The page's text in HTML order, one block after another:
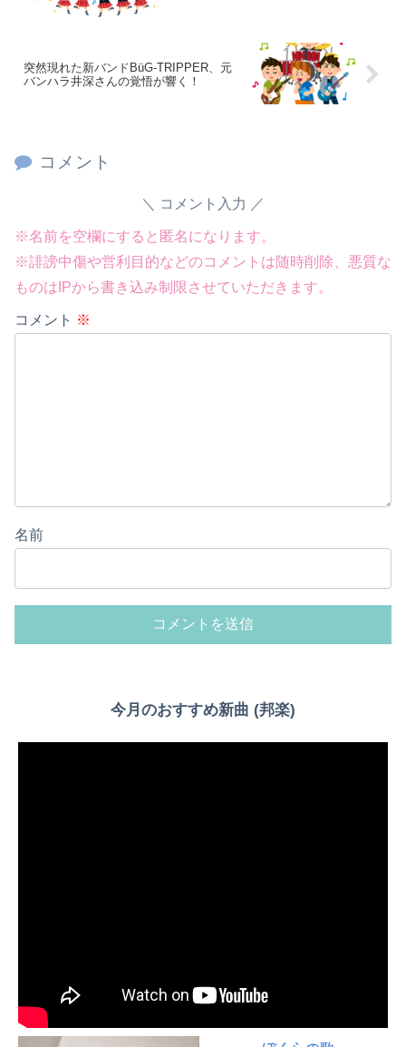
突然現れた新バンドBüG-TRIPPER、元
バンハラ井深さんの覚悟が響く！
コメント
コメント入力
※名前を空欄にすると匿名になります。
※誹謗中傷や営利目的などのコメントは随時削除、悪質な
ものはIPから書き込み制限させていただきます。
コメント ※
名前
今月のおすすめ新曲 (邦楽)